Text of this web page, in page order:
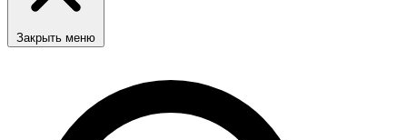
Закрыть меню